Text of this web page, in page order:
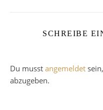
SCHREIBE
Du musst angemeldet
abzugeben.